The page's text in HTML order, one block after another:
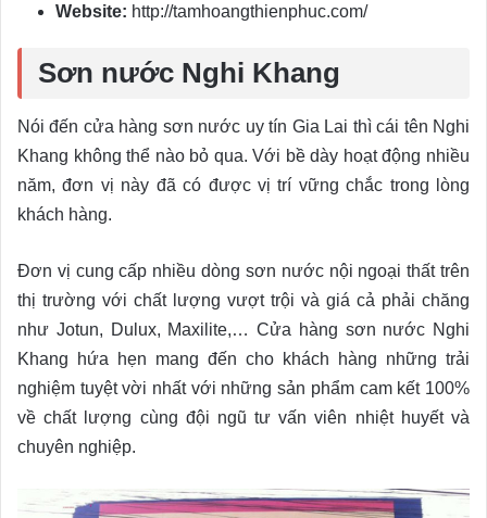
Website: http://tamhoangthienphuc.com/
Sơn nước Nghi Khang
Nói đến cửa hàng sơn nước uy tín Gia Lai thì cái tên Nghi
Khang không thể nào bỏ qua. Với bề dày hoạt động nhiều
năm, đơn vị này đã có được vị trí vững chắc trong lòng
khách hàng.
Đơn vị cung cấp nhiều dòng sơn nước nội ngoại thất trên
thị trường với chất lượng vượt trội và giá cả phải chăng
như Jotun, Dulux, Maxilite,… Cửa hàng sơn nước Nghi
Khang hứa hẹn mang đến cho khách hàng những trải
nghiệm tuyệt vời nhất với những sản phẩm cam kết 100%
về chất lượng cùng đội ngũ tư vấn viên nhiệt huyết và
chuyên nghiệp.